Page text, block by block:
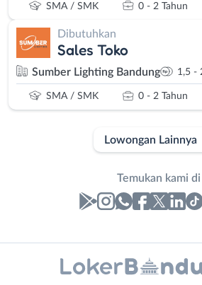
SMA / SMK 0 - 2 Tahun
Dibutuhkan
Sales Toko
Sumber Lighting Bandung 1,5 -
SMA / SMK 0 - 2 Tahun
Lowongan Lainnya
Temukan kami di
Lowongan